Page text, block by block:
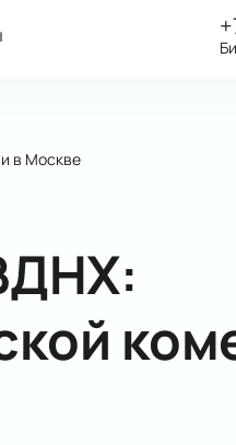
в Москве